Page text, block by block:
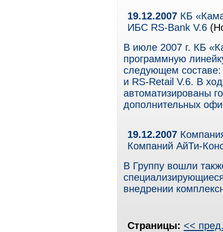
19.12.2007 КБ
ИБС RS-Bank V.6
В июле 2007 г. КБ
программную
следующем составе:
и RS-Retail V.6. В
автоматизированы
дополнительных
19.12.2007
Компаний АйТи-
В Группу вошли
внедрении
Страницы: <<